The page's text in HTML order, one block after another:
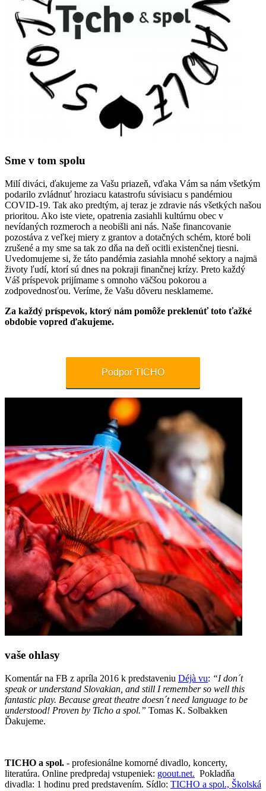
Sme v tom spolu
Milí diváci, ďakujeme za Vašu priazeň, vďaka Vám sa nám všetkým
podarilo zvládnuť hroziacu katastrofu súvisiacu s pandémiou
COVID-19. Tak ako predtým, aj teraz je zdravie nás všetkých našou
prioritou. Ako iste viete, opatrenia zasiahli kultúrnu obec v
nevídaných rozmeroch a neobišli ani nás. Naše financovanie
pozostáva z veľkej miery z grantov a dotačných schém, ktoré boli
zrušené a my sme sa tak zo dňa na deň ocitli existenčnej tiesni.
Uvedomujeme si, že táto pandémia zasiahla mnohé sektory a najmä
životy ľudí, ktorí sú dnes na pokraji finančnej krízy. Preto každý
Váš príspevok prijímame s omnoho väčšou pokorou a
zodpovednosťou. Veríme, že Vašu dôveru nesklameme.
Za každý príspevok, ktorý nám pomôže preklenúť toto ťažké
obdobie vopred ďakujeme.
Podpor TICHO
vaše ohlasy
Komentár na FB z apríla 2016 k predstaveniu Déjà vu: “I don´t
speak or understand Slovakian, and still I remember so well this
fantastic play. Because great theatre doesn´t need language to be
understood! Proven by Ticho a spol.” Tomas K. Solbakken
Ďakujeme.
TICHO a spol. - profesionálne komorné divadlo, koncerty,
literatúra. Online predpredaj vstupeniek: goout.net. Pokladňa
divadla: 1 hodinu pred predstavením. Sídlo: TICHO a spol., Školská